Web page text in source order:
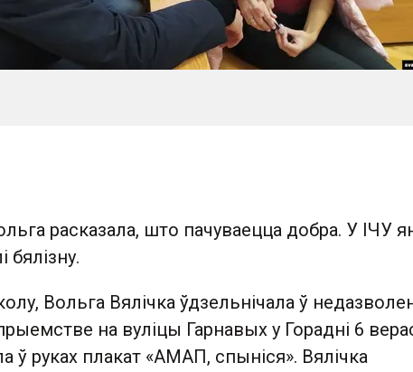
расказала, што пачуваецца добра. У ІЧУ
бялізну.
Вольга Вялічка ўдзельнічала ў
на вуліцы Гарнавых у Горадні 6
ў руках плакат «АМАП, спыніся». Вялічка